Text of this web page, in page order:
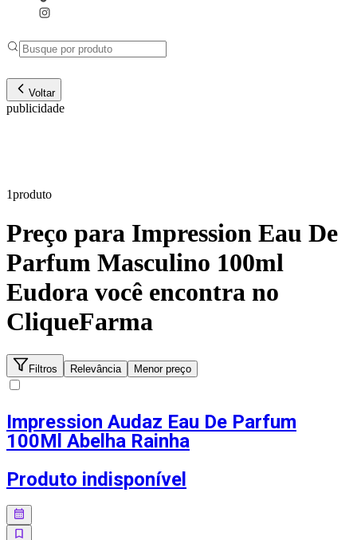
Voltar
publicidade
1produto
Preço para Impression Eau De
Parfum Masculino 100ml
Eudora você encontra no
CliqueFarma
Filtros Relevância Menor preço
Impression Audaz Eau De Parfum
100Ml Abelha Rainha
Produto indisponível